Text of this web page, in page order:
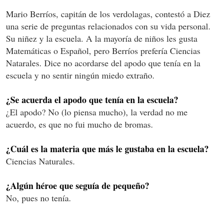
Mario Berríos, capitán de los verdolagas, contestó a Diez
una serie de preguntas relacionados con su vida personal.
Su niñez y la escuela. A la mayoría de niños les gusta
Matemáticas o Español, pero Berríos prefería Ciencias
Natarales. Dice no acordarse del apodo que tenía en la
escuela y no sentir ningún miedo extraño.
¿Se acuerda el apodo que tenía en la escuela?
¿El apodo? No (lo piensa mucho), la verdad no me
acuerdo, es que no fui mucho de bromas.
¿Cuál es la materia que más le gustaba en la escuela?
Ciencias Naturales.
¿Algún héroe que seguía de pequeño?
No, pues no tenía.